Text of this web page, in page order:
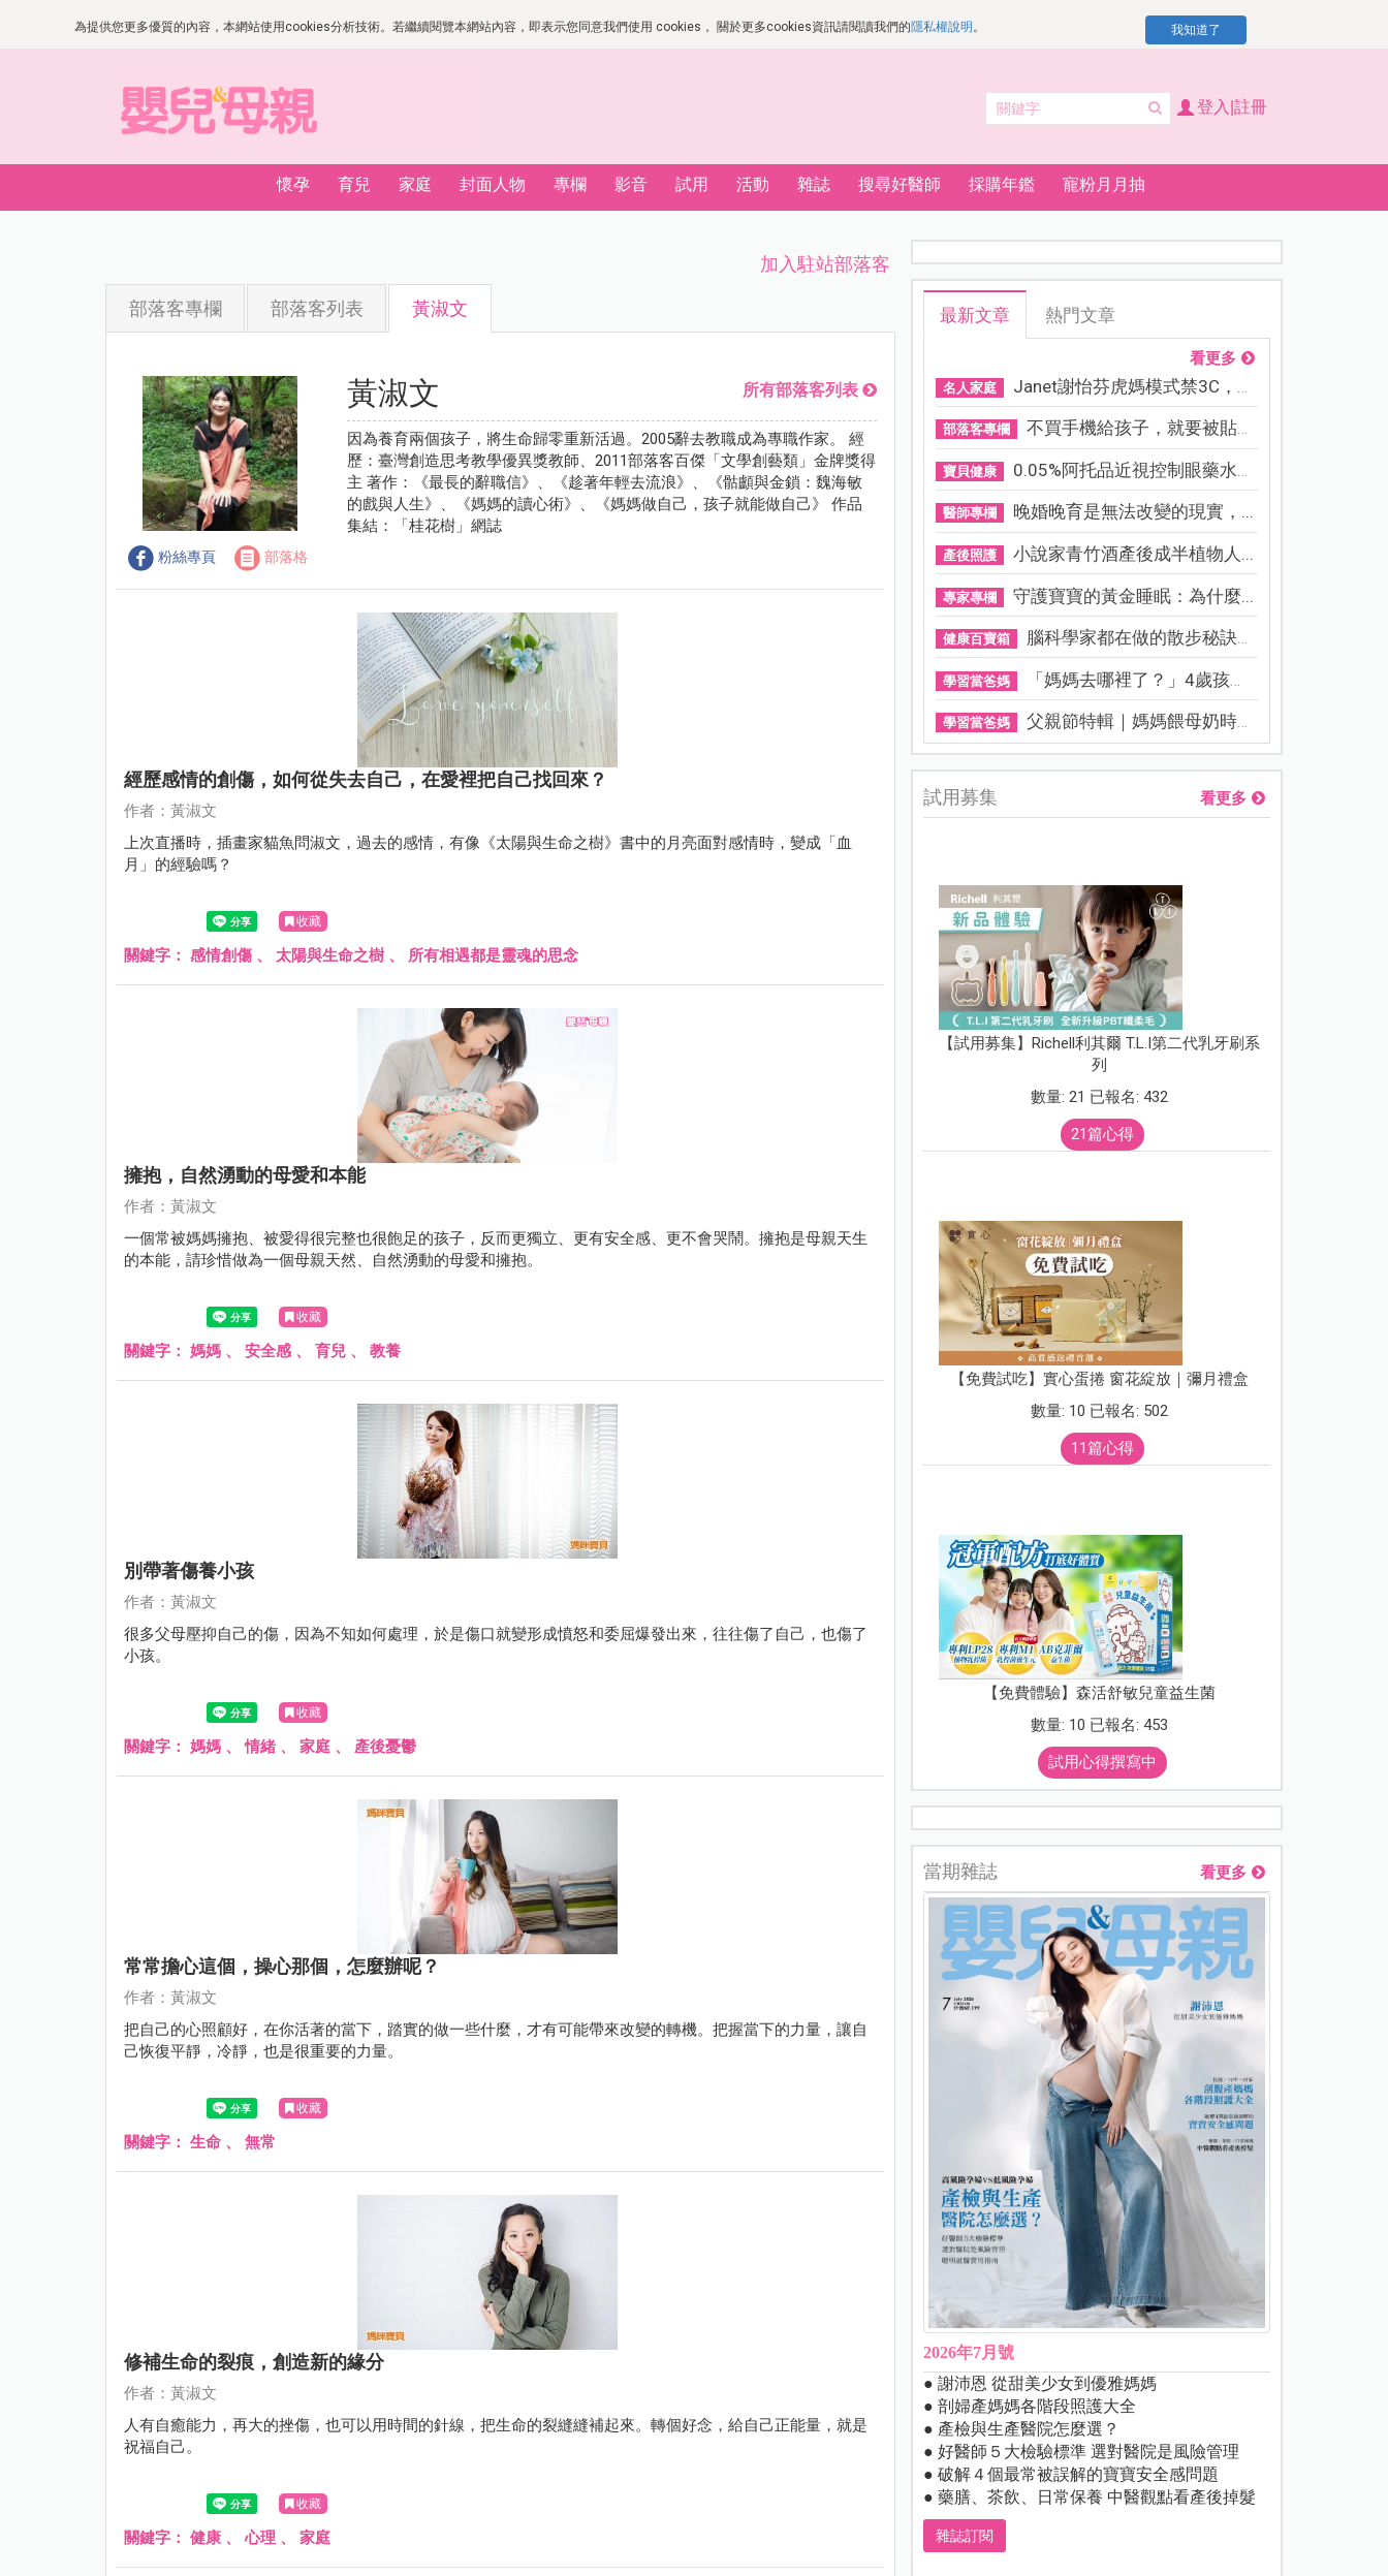
為提供您更多優質的內容，本網站使用cookies分析技術。若繼續閱覽本網站內容，即表示您同意我們使用 cookies， 關於更多cookies資訊請閱讀我們的隱私權說明 。 我知道了
登入|註冊
懷孕 育兒 家庭 封面人物 專欄 影音 試用 活動 雜誌 搜尋好醫師 採購年鑑 寵粉月月抽
加入駐站部落客
部落客專欄 部落客列表 黃淑文
粉絲專頁 部落格
黃淑文 所有部落客列表
因為養育兩個孩子，將生命歸零重新活過。2005辭去教職成為專職作家。 經
歷：臺灣創造思考教學優異獎教師、2011部落客百傑「文學創藝類」金牌獎得
主 著作：《最長的辭職信》、《趁著年輕去流浪》、《骷顱與金鎖：魏海敏
的戲與人生》、《媽媽的讀心術》、《媽媽做自己，孩子就能做自己》 作品
集結：「桂花樹」網誌
經歷感情的創傷，如何從失去自己，在愛裡把自己找回來？
作者：黃淑文
上次直播時，插畫家貓魚問淑文，過去的感情，有像《太陽與生命之樹》書中的月亮面對感情時，變成「血
月」的經驗嗎？
收藏
關鍵字： 感情創傷 、 太陽與生命之樹 、 所有相遇都是靈魂的思念
擁抱，自然湧動的母愛和本能
作者：黃淑文
一個常被媽媽擁抱、被愛得很完整也很飽足的孩子，反而更獨立、更有安全感、更不會哭鬧。擁抱是母親天生
的本能，請珍惜做為一個母親天然、自然湧動的母愛和擁抱。
收藏
關鍵字： 媽媽 、 安全感 、 育兒 、 教養
別帶著傷養小孩
作者：黃淑文
很多父母壓抑自己的傷，因為不知如何處理，於是傷口就變形成憤怒和委屈爆發出來，往往傷了自己，也傷了
小孩。
收藏
關鍵字： 媽媽 、情緒 、 家庭 、 產後憂鬱
常常擔心這個，操心那個，怎麼辦呢？
作者：黃淑文
把自己的心照顧好，在你活著的當下，踏實的做一些什麼，才有可能帶來改變的轉機。把握當下的力量，讓自
己恢復平靜，冷靜，也是很重要的力量。
收藏
關鍵字： 生命 、 無常
修補生命的裂痕，創造新的緣分
作者：黃淑文
人有自癒能力，再大的挫傷，也可以用時間的針線，把生命的裂縫縫補起來。轉個好念，給自己正能量，就是
祝福自己。
收藏
關鍵字： 健康 、心理 、 家庭
最新文章 熱門文章
看更多
名人家庭 Janet謝怡芬虎媽模式禁3C，看...
部落客專欄 不買手機給孩子，就要被貼「...
寶貝健康 0.05%阿托品近視控制眼藥水納...
醫師專欄 晚婚晚育是無法改變的現實，...
產後照護 小說家青竹酒產後成半植物人...
專家專欄 守護寶寶的黃金睡眠：為什麼...
健康百寶箱 腦科學家都在做的散步秘訣！...
學習當爸媽 「媽媽去哪裡了？」4歲孩子還...
學習當爸媽 父親節特輯｜媽媽餵母奶時，...
試用募集 看更多
【試用募集】Richell利其爾 T.L.I第二代乳牙刷系
列
數量: 21 已報名: 432
21篇心得
【免費試吃】實心蛋捲 窗花綻放｜彌月禮盒
數量: 10 已報名: 502
11篇心得
【免費體驗】森活舒敏兒童益生菌
數量: 10 已報名: 453
試用心得撰寫中
當期雜誌 看更多
2026年7月號
● 謝沛恩 從甜美少女到優雅媽媽
● 剖婦產媽媽各階段照護大全
● 產檢與生產醫院怎麼選？
● 好醫師５大檢驗標準 選對醫院是風險管理
● 破解４個最常被誤解的寶寶安全感問題
● 藥膳、茶飲、日常保養 中醫觀點看產後掉髮
雜誌訂閱